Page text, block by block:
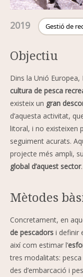
2019 Gestió de
Objectiu
Dins la Unió
cultura de pesca
existeix un gran
d’aquesta activitat,
litoral, i no existeixen
seguiment acurats.
projecte més ampli,
global d’aquest sector.
Mètodes
Concretament, en
de pescadors i definir
així com estimar l’
tres modalitats:
des d’embarcació i